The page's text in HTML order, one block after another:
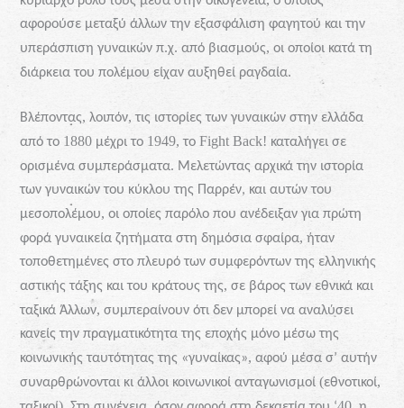
αφορούσε μεταξύ άλλων την εξασφάλιση φαγητού και την
υπεράσπιση γυναικών π.χ. από βιασμούς,οι οποίοι κατά τη
διάρκεια του πολέμου είχαν αυξηθεί ραγδαία.
Βλέποντας,λοιπόν,τις ιστορίες των γυναικών στην ελλάδα
από το 1880 μέχρι το 1949,το Fight Back! καταλήγει σε
ορισμένα συμπεράσματα. Μελετώντας αρχικά την ιστορία
των γυναικών του κύκλου της Παρρέν, και αυτών του
μεσοπολέμου,οι οποίες παρόλο που ανέδειξαν για πρώτη
φορά γυναικεία ζητήματα στη δημόσια σφαίρα,ήταν
τοποθετημένες στο πλευρό των συμφερόντων της ελληνικής
αστικής τάξης και του κράτους της,σε βάρος των εθνικά και
ταξικά Άλλων,συμπεραίνουν ότι δεν μπορεί να αναλύσει
κανείς την πραγματικότητα της εποχής μόνο μέσω της
κοινωνικής ταυτότητας της «γυναίκας»,αφού μέσα σ’ αυτήν
συναρθρώνονται κι άλλοι κοινωνικοί ανταγωνισμοί (εθνοτικοί,